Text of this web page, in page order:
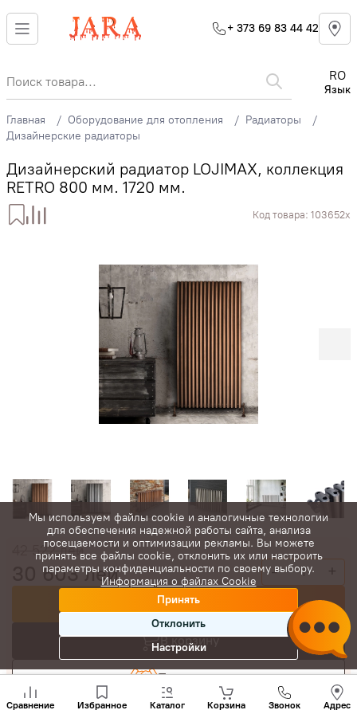
+ 373 69 83 44 42
RO
Язык
Главная Оборудование для отопления
Радиаторы
Дизайнерские радиаторы
Дизайнерский радиатор LOJIMAX, коллекция
RETRO 800 мм. 1720 мм.
Код товара: 103652x
42 522лей
30 603лей - +
Купить сейчас
В корзину
Торговаться
Сравнение Избранное Каталог Корзина Звонок Адрес
нам
+(373)
Мы используем файлы cookie и аналогичные технологии
для обеспечения надежной работы сайта, анализа
посещаемости и оптимизации рекламы. Вы можете
принять все файлы cookie, отклонить их или настроить
параметры конфиденциальности по своему выбору.
Информация о файлах Cookie
Принять
Отклонить
Настройки